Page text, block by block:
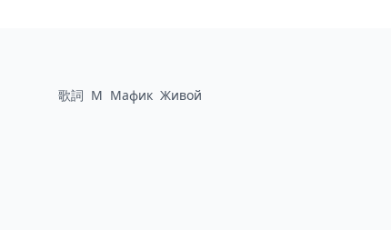
歌詞 М Мафик Живой